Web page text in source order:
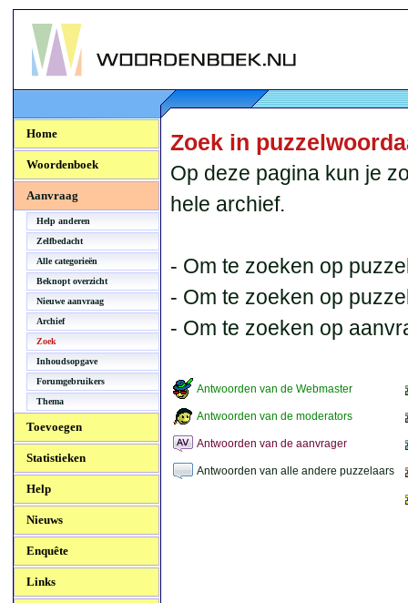
Woordenboek.NU
Home
Woordenboek
Aanvraag
Help anderen
Zelfbedacht
Alle categorieën
Beknopt overzicht
Nieuwe aanvraag
Archief
Zoek
Inhoudsopgave
Forumgebruikers
Thema
Toevoegen
Statistieken
Help
Nieuws
Enquête
Links
Zoek in
Op deze pagina kun je
hele archief.
- Om te zoeken op
- Om te zoeken op
- Om te zoeken op
Antwoorden van de Webmaster
Antwoorden van de moderators
Antwoorden van de aanvrager
Antwoorden van alle andere puzzelaars